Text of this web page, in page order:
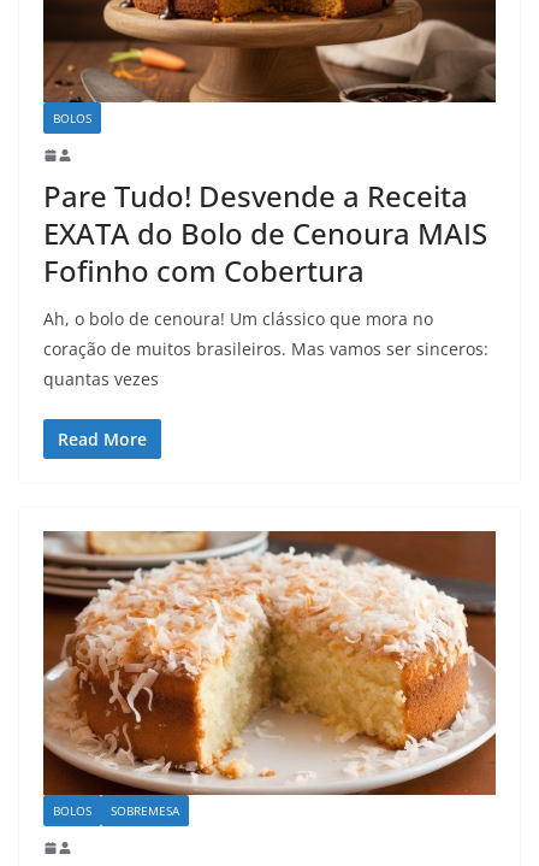
BOLOS
Pare Tudo! Desvende a Receita
EXATA do Bolo de Cenoura MAIS
Fofinho com Cobertura
Ah, o bolo de cenoura! Um clássico que mora no
coração de muitos brasileiros. Mas vamos ser sinceros:
quantas vezes
Read More
BOLOS SOBREMESA